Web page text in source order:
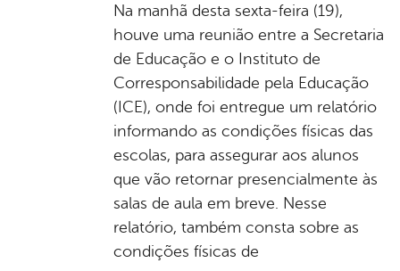
Na manhã desta sexta-feira (19),
houve uma reunião entre a Secretaria
de Educação e o Instituto de
Corresponsabilidade pela Educação
(ICE), onde foi entregue um relatório
informando as condições físicas das
escolas, para assegurar aos alunos
que vão retornar presencialmente às
salas de aula em breve. Nesse
relatório, também consta sobre as
condições físicas de